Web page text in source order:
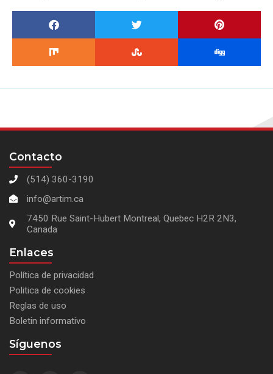
Contacto
(514) 360-3190
info@artim.ca
7450 Rue Saint-Hubert Montreal, Quebec H2R 2N3,
Canada
Enlaces
Política de privacidad
Politica de cookies
Reglas de uso
Boletin informativo
Síguenos